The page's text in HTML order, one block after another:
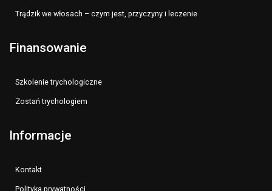
Trądzik we włosach – czym jest, przyczyny i leczenie
Finansowanie
Szkolenie trychologiczne
Zostań trychologiem
Informacje
Kontakt
Polityka prywatności